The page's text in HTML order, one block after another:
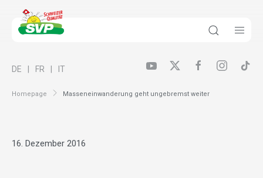
Homepage Masseneinwanderung geht ungebremst weiter
DE FR IT
16. Dezember 2016